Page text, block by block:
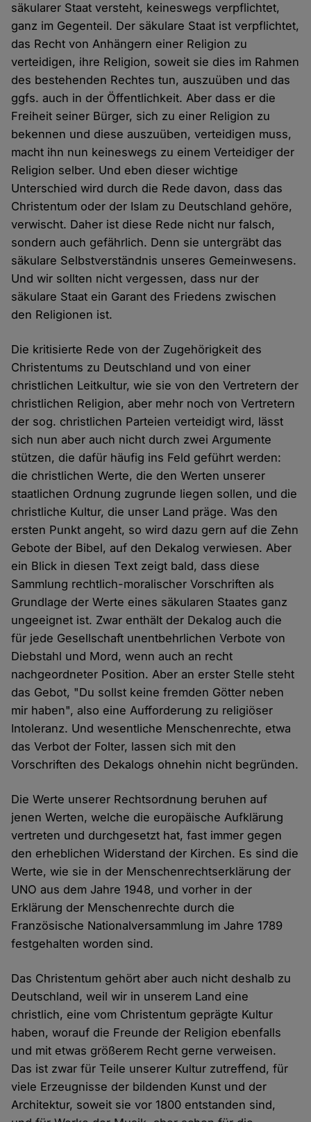
säkularer Staat versteht, keineswegs verpflichtet,
ganz im Gegenteil. Der säkulare Staat ist verpflichtet,
das Recht von Anhängern einer Religion zu
verteidigen, ihre Religion, soweit sie dies im Rahmen
des bestehenden Rechtes tun, auszuüben und das
ggfs. auch in der Öffentlichkeit. Aber dass er die
Freiheit seiner Bürger, sich zu einer Religion zu
bekennen und diese auszuüben, verteidigen muss,
macht ihn nun keineswegs zu einem Verteidiger der
Religion selber. Und eben dieser wichtige
Unterschied wird durch die Rede davon, dass das
Christentum oder der Islam zu Deutschland gehöre,
verwischt. Daher ist diese Rede nicht nur falsch,
sondern auch gefährlich. Denn sie untergräbt das
säkulare Selbstverständnis unseres Gemeinwesens.
Und wir sollten nicht vergessen, dass nur der
säkulare Staat ein Garant des Friedens zwischen
den Religionen ist.
Die kritisierte Rede von der Zugehörigkeit des
Christentums zu Deutschland und von einer
christlichen Leitkultur, wie sie von den Vertretern der
christlichen Religion, aber mehr noch von Vertretern
der sog. christlichen Parteien verteidigt wird, lässt
sich nun aber auch nicht durch zwei Argumente
stützen, die dafür häufig ins Feld geführt werden:
die christlichen Werte, die den Werten unserer
staatlichen Ordnung zugrunde liegen sollen, und die
christliche Kultur, die unser Land präge. Was den
ersten Punkt angeht, so wird dazu gern auf die Zehn
Gebote der Bibel, auf den Dekalog verwiesen. Aber
ein Blick in diesen Text zeigt bald, dass diese
Sammlung rechtlich-moralischer Vorschriften als
Grundlage der Werte eines säkularen Staates ganz
ungeeignet ist. Zwar enthält der Dekalog auch die
für jede Gesellschaft unentbehrlichen Verbote von
Diebstahl und Mord, wenn auch an recht
nachgeordneter Position. Aber an erster Stelle steht
das Gebot, "Du sollst keine fremden Götter neben
mir haben", also eine Aufforderung zu religiöser
Intoleranz. Und wesentliche Menschenrechte, etwa
das Verbot der Folter, lassen sich mit den
Vorschriften des Dekalogs ohnehin nicht begründen.
Die Werte unserer Rechtsordnung beruhen auf
jenen Werten, welche die europäische Aufklärung
vertreten und durchgesetzt hat, fast immer gegen
den erheblichen Widerstand der Kirchen. Es sind die
Werte, wie sie in der Menschenrechtserklärung der
UNO aus dem Jahre 1948, und vorher in der
Erklärung der Menschenrechte durch die
Französische Nationalversammlung im Jahre 1789
festgehalten worden sind.
Das Christentum gehört aber auch nicht deshalb zu
Deutschland, weil wir in unserem Land eine
christlich, eine vom Christentum geprägte Kultur
haben, worauf die Freunde der Religion ebenfalls
und mit etwas größerem Recht gerne verweisen.
Das ist zwar für Teile unserer Kultur zutreffend, für
viele Erzeugnisse der bildenden Kunst und der
Architektur, soweit sie vor 1800 entstanden sind,